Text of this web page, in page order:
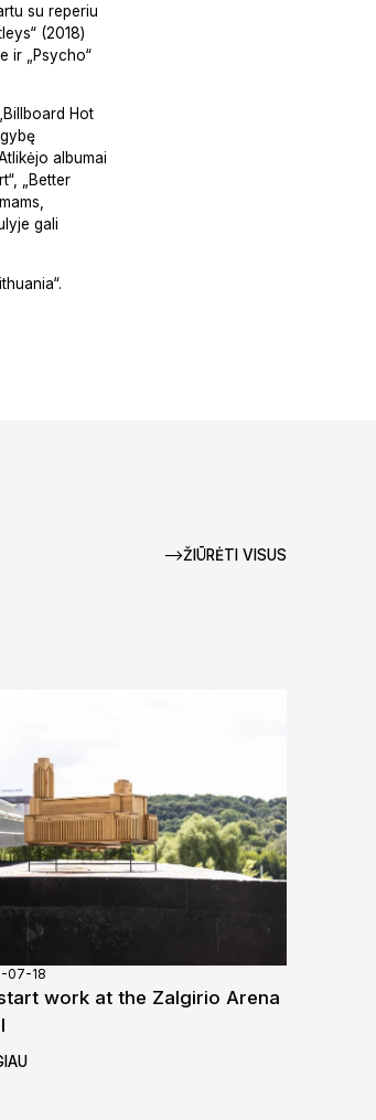
su reperiu
(2018)
ir „Psycho“
Hot
albumai
„Better
gali
ŽIŪRĖTI VISUS
07-18
work at the Zalgirio Arena